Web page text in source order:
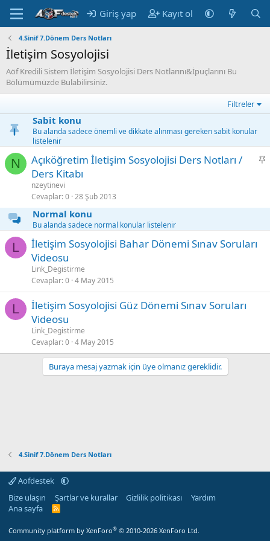
Giriş yap Kayıt ol
4.Sinif 7.Dönem Ders Notları
İletişim Sosyolojisi
Aöf Kredili Sistem İletişim Sosyolojisi Ders Notlarını&İpuçlarını Bu
Bölümümüzde Bulabilirsiniz.
Filtreler
Sabit konu
Bu alanda sadece önemli ve dikkate alınması gereken sabit konular
listelenir
N
S
Açıköğretim İletişim Sosyolojisi Ders Notları /
Ders Kitabı
nzeytinevi
Cevaplar 0 28 Şub 2013
Normal konu
Bu alanda sadece normal konular listelenir
L
İletişim Sosyolojisi Bahar Dönemi Sınav Soruları
Videosu
Link_Degistirme
Cevaplar 0 4 May 2015
L
İletişim Sosyolojisi Güz Dönemi Sınav Soruları
Videosu
Link_Degistirme
Cevaplar 0 4 May 2015
Buraya mesaj yazmak için üye olmanız gereklidir.
4.Sinif 7.Dönem Ders Notları
Aofdestek
Bize ulaşın
Şartlar ve kurallar Gizlilik politikası
Yardım
Ana sayfa
R
Community platform by XenForo® © 2010-2026 XenForo Ltd.